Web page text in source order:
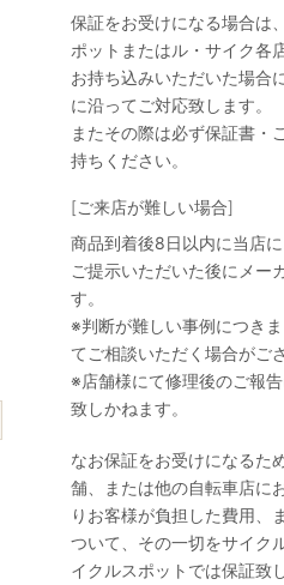
保証をお受けになる場合は
ポットまたはル・サイク各
お持ち込みいただいた場合
に沿ってご対応致します。
またその際は必ず保証書・
持ちください。
[ご来店が難しい場合]
商品到着後8日以内に当店
ご提示いただいた後にメー
す。
※判断が難しい事例につき
てご相談いただく場合がご
※店舗様にて修理後のご報
致しかねます。
なお保証をお受けになるた
舗、または他の自転車店に
りお客様が負担した費用、
ついて、その一切をサイク
イクルスポットでは保証致